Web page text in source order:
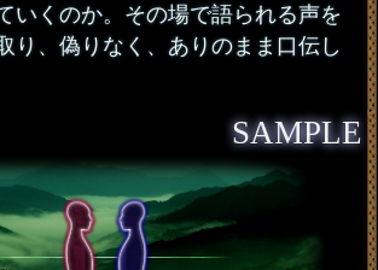
いくのか。その場で語られる声を
り、偽りなく、ありのまま口伝し
SAMPLE